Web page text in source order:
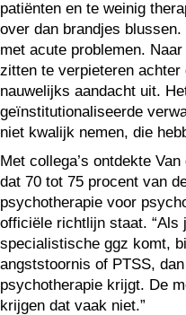
patiënten en te weinig
over dan brandjes
met acute problemen.
zitten te verpieteren achter
nauwelijks aandacht uit.
geïnstitutionaliseerde
niet kwalijk nemen, die
Met collega’s ontdekte
dat 70 tot 75 procent van
psychotherapie voor
officiële richtlijn staat. “Als
specialistische ggz komt,
angststoornis of PTSS,
psychotherapie krijgt. De
krijgen dat vaak niet.”